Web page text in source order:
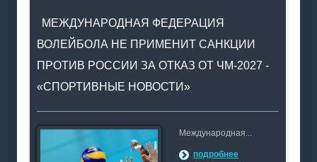
МЕЖДУНАРОДНАЯ ФЕДЕРАЦИЯ
ВОЛЕЙБОЛА НЕ ПРИМЕНИТ САНКЦИИ
ПРОТИВ РОССИИ ЗА ОТКАЗ ОТ ЧМ-2027 -
«СПОРТИВНЫЕ НОВОСТИ»
Международная...
подробнее